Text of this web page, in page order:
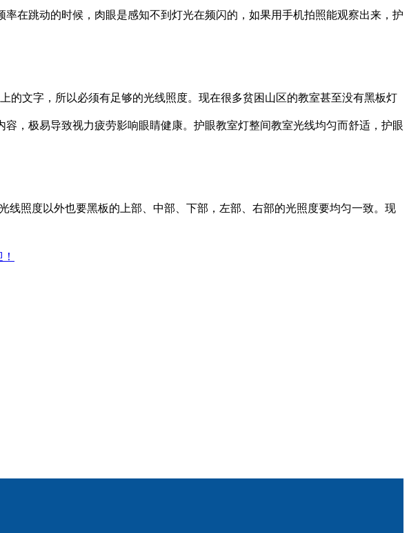
在跳动的时候，肉眼是感知不到灯光在频闪的，如果用手机拍照能观察出来，护
的文字，所以必须有足够的光线照度。现在很多贫困山区的教室甚至没有黑板灯
，极易导致视力疲劳影响眼睛健康。护眼教室灯整间教室光线均匀而舒适，护眼
照度以外也要黑板的上部、中部、下部，左部、右部的光照度要均匀一致。现